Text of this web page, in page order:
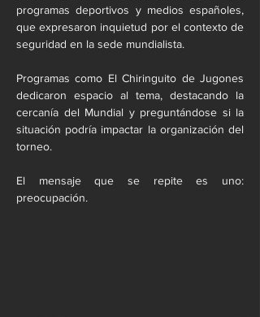
programas deportivos y medios españoles,
que expresaron inquietud por el contexto de
seguridad en la sede mundialista.
Programas como El Chiringuito de Jugones
dedicaron espacio al tema, destacando la
cercanía del Mundial y preguntándose si la
situación podría impactar la organización del
torneo.
El mensaje que se repite es uno:
preocupación.